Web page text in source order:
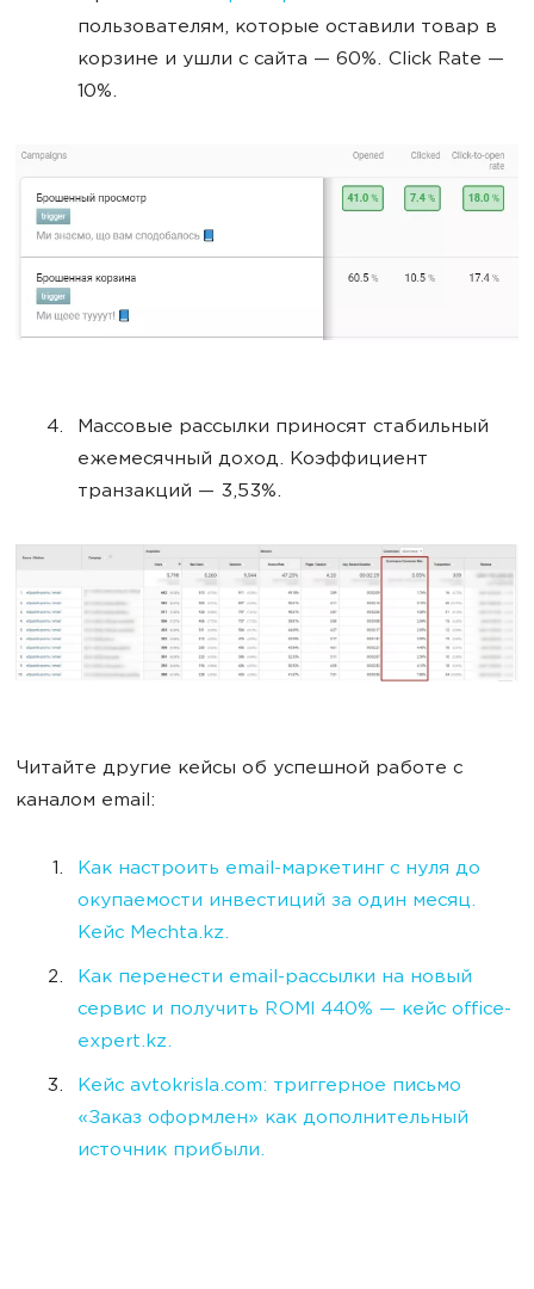
пользователям, которые оставили товар в
корзине и ушли с сайта — 60%. Click Rate —
10%.
Массовые рассылки приносят стабильный
ежемесячный доход. Коэффициент
транзакций — 3,53%.
Читайте другие кейсы об успешной работе с
каналом email:
Как настроить email-маркетинг с нуля до
окупаемости инвестиций за один месяц.
Кейс Mechta.kz.
Как перенести email-рассылки на новый
сервис и получить ROMI 440% — кейс office-
expert.kz.
Кейс avtokrisla.com: триггерное письмо
«Заказ оформлен» как дополнительный
источник прибыли.